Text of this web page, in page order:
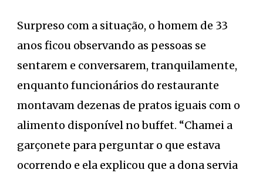
Surpreso com a situação, o homem de 33
anos ficou observando as pessoas se
sentarem e conversarem, tranquilamente,
enquanto funcionários do restaurante
montavam dezenas de pratos iguais com o
alimento disponível no buffet. “Chamei a
garçonete para perguntar o que estava
ocorrendo e ela explicou que a dona servia